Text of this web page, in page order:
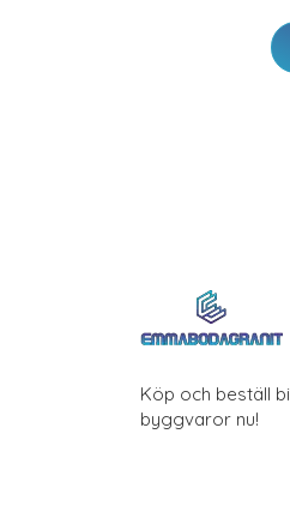
Köp och beställ
byggvaror nu!